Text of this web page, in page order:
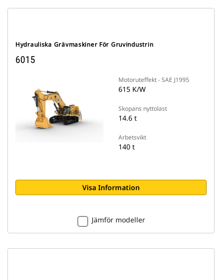
Hydrauliska Grävmaskiner För Gruvindustrin
6015
Motoruteffekt - SAE J1995
615 K/W
Skopans nyttolast
14.6 t
Arbetsvikt
140 t
Visa Information
Jämför modeller